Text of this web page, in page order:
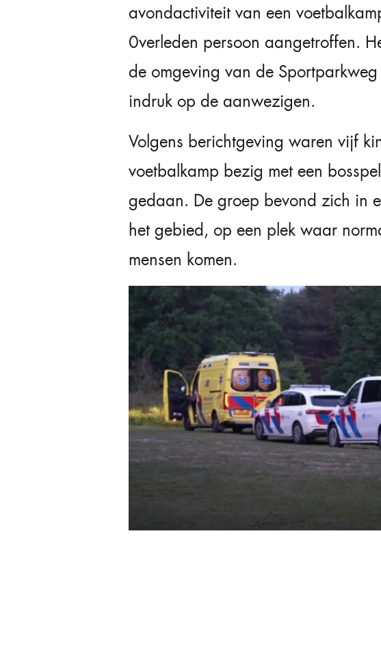
avondactiviteit van een
0verleden persoon aangetroffen.
de omgeving van de
indruk op de aanwezigen.
Volgens berichtgeving waren vijf
voetbalkamp bezig met een
gedaan. De groep bevond zich in
het gebied, op een plek waar
mensen komen.